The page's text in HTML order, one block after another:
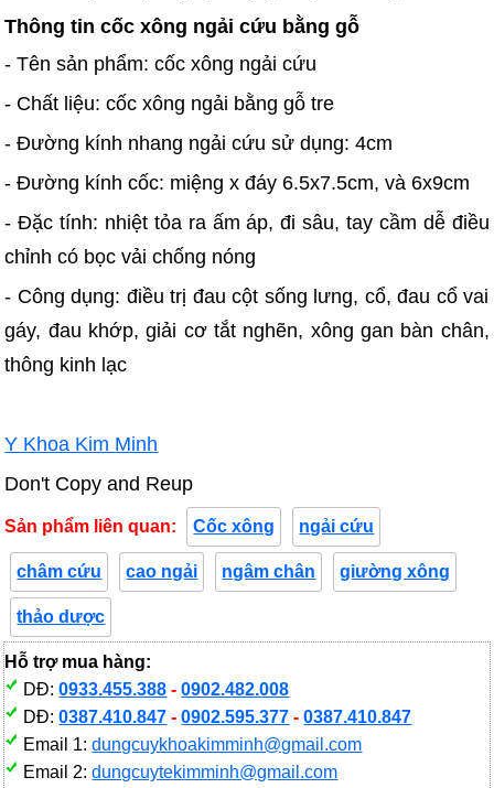
Thông tin cốc xông ngải cứu bằng gỗ
- Tên sản phẩm: cốc xông ngải cứu
- Chất liệu: cốc xông ngải bằng gỗ tre
- Đường kính nhang ngải cứu sử dụng: 4cm
- Đường kính cốc: miệng x đáy 6.5x7.5cm, và 6x9cm
- Đặc tính: nhiệt tỏa ra ấm áp, đi sâu, tay cầm dễ điều
chỉnh có bọc vải chống nóng
- Công dụng: điều trị đau cột sống lưng, cổ, đau cổ vai
gáy, đau khớp, giải cơ tắt nghẽn, xông gan bàn chân,
thông kinh lạc
Y Khoa Kim Minh
Don't Copy and Reup
Sản phẩm liên quan: Cốc xông ngải cứu
châm cứu cao ngải ngâm chân giường xông
thảo dược
Hỗ trợ mua hàng:
DĐ:0933.455.388 -0902.482.008
DĐ:0387.410.847 -0902.595.377 -0387.410.847
Email 1:dungcuykhoakimminh@gmail.com
Email 2:dungcuytekimminh@gmail.com